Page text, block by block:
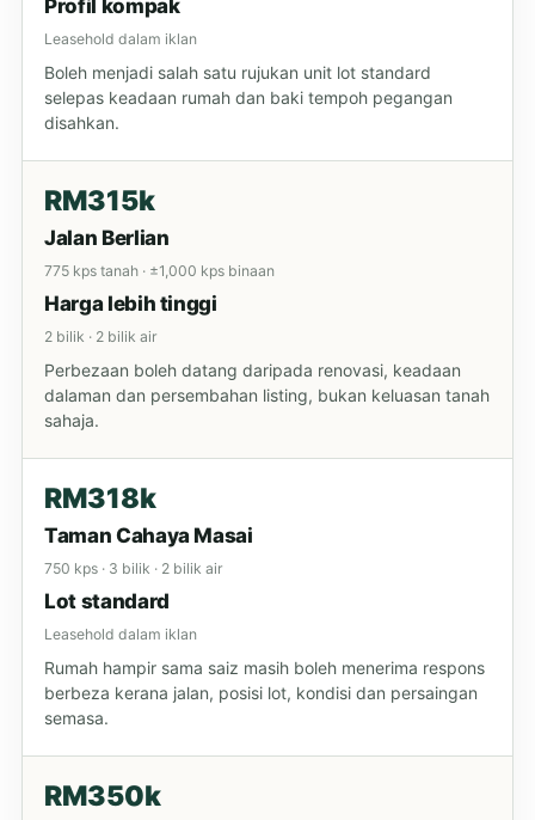
Profil kompak
Leasehold dalam iklan
Boleh menjadi salah satu rujukan unit lot standard
selepas keadaan rumah dan baki tempoh pegangan
disahkan.
RM315k
Jalan Berlian
775 kps tanah · ±1,000 kps binaan
Harga lebih tinggi
2 bilik · 2 bilik air
Perbezaan boleh datang daripada renovasi, keadaan
dalaman dan persembahan listing, bukan keluasan tanah
sahaja.
RM318k
Taman Cahaya Masai
750 kps · 3 bilik · 2 bilik air
Lot standard
Leasehold dalam iklan
Rumah hampir sama saiz masih boleh menerima respons
berbeza kerana jalan, posisi lot, kondisi dan persaingan
semasa.
RM350k